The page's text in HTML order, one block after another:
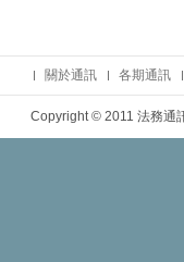
關於通訊 各期通訊
Copyright © 2011 法務